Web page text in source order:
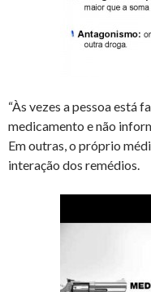
“Às vezes a pessoa está
medicamento e não
Em outras, o próprio
interação dos remédios.